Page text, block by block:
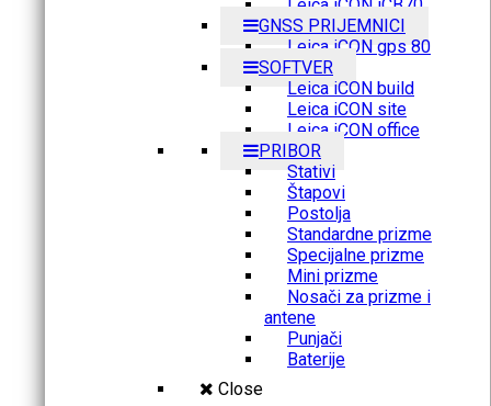
Leica iCON iCB70
GNSS PRIJEMNICI
Leica iCON gps 80
SOFTVER
Leica iCON build
Leica iCON site
Leica iCON office
PRIBOR
Stativi
Štapovi
Postolja
Standardne prizme
Specijalne prizme
Mini prizme
Nosači za prizme i
antene
Punjači
Baterije
Close